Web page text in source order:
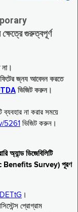
গুরুত্বপূর্ণ
জ্নয আবেদন করতে
ভিজিট করুন।
না করার সময়ে
5261 ভিজিট করুন।
অ্যান্ড ডিজেবিলিটি
Benefits Survey) পূরণ
।
প্রোগ্রাম